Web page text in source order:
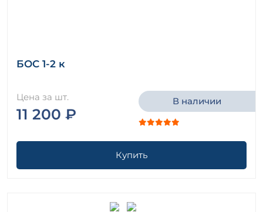
БОС 1-2 к
Цена за шт.
11 200 ₽
В наличии
Купить